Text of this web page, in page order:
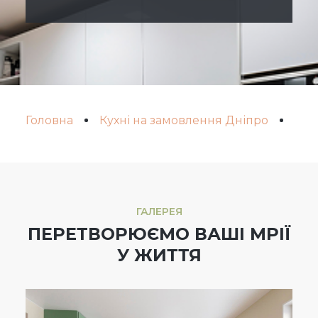
Головна Кухні на замовлення Дніпро
ГАЛЕРЕЯ
ПЕРЕТВОРЮЄМО ВАШІ МРІЇ
У ЖИТТЯ